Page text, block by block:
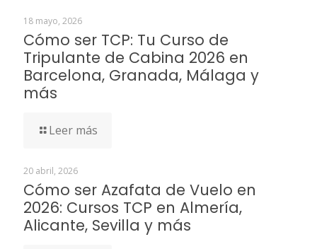
18 mayo, 2026
Cómo ser TCP: Tu Curso de
Tripulante de Cabina 2026 en
Barcelona, Granada, Málaga y
más
Leer más
20 abril, 2026
Cómo ser Azafata de Vuelo en
2026: Cursos TCP en Almería,
Alicante, Sevilla y más